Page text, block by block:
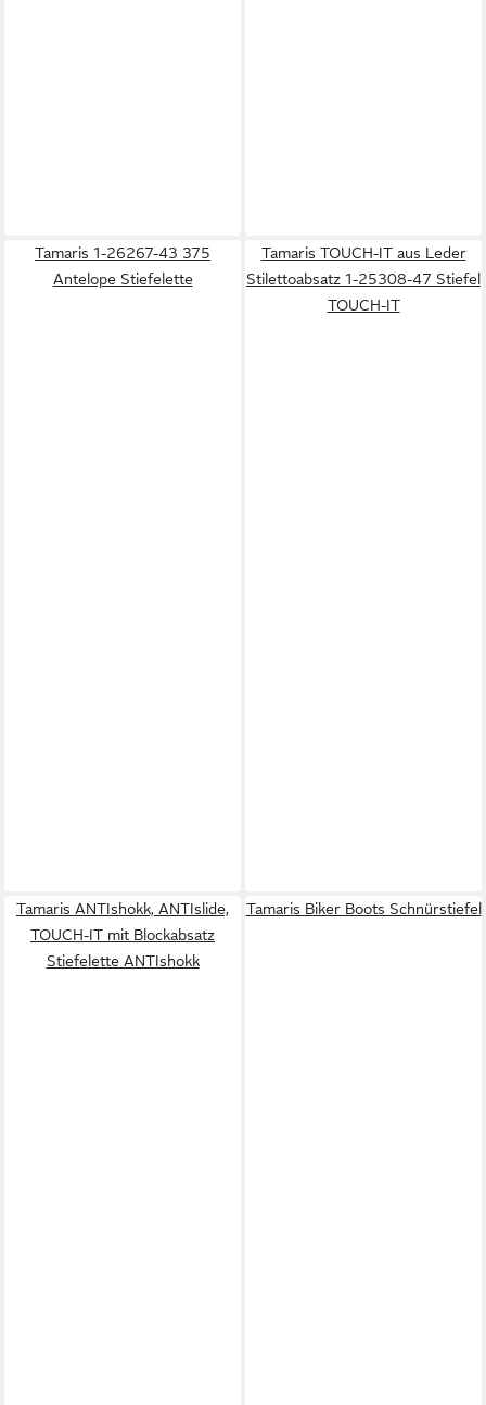
Tamaris 1-26267-43 375
Antelope Stiefelette
Tamaris TOUCH-IT aus Leder
Stilettoabsatz 1-25308-47 Stiefel
TOUCH-IT
Tamaris ANTIshokk, ANTIslide,
TOUCH-IT mit Blockabsatz
Stiefelette ANTIshokk
Tamaris Biker Boots Schnürstiefel